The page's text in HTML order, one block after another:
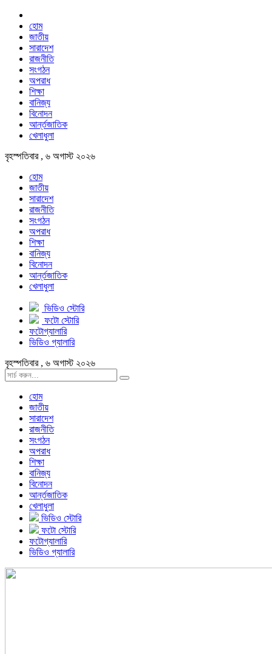
হোম
জাতীয়
সারাদেশ
রাজনীতি
সংগঠন
অপরাধ
শিক্ষা
বানিজ্য
বিনোদন
আর্ন্তজাতিক
খেলাধুলা
বৃহস্পতিবার , ৬ অগাস্ট ২০২৬
হোম
জাতীয়
সারাদেশ
রাজনীতি
সংগঠন
অপরাধ
শিক্ষা
বানিজ্য
বিনোদন
আর্ন্তজাতিক
খেলাধুলা
ভিডিও স্টোরি
ফটো স্টোরি
ফটোগ্যালারি
ভিডিও গ্যালারি
বৃহস্পতিবার , ৬ অগাস্ট ২০২৬
হোম
জাতীয়
সারাদেশ
রাজনীতি
সংগঠন
অপরাধ
শিক্ষা
বানিজ্য
বিনোদন
আর্ন্তজাতিক
খেলাধুলা
ভিডিও স্টোরি
ফটো স্টোরি
ফটোগ্যালারি
ভিডিও গ্যালারি